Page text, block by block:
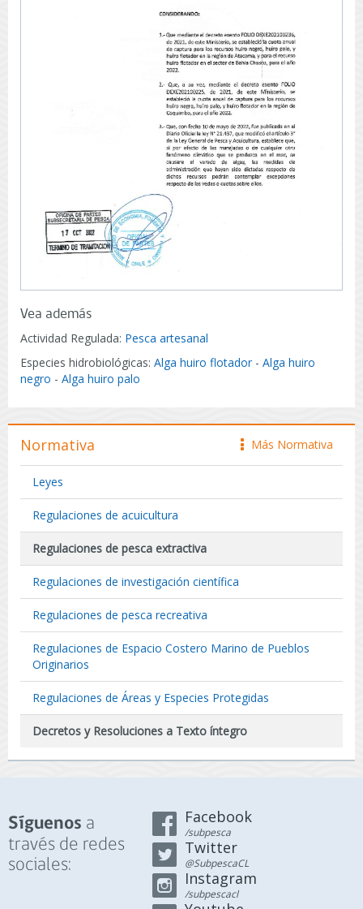
Vea además
Actividad Regulada: Pesca artesanal
Especies hidrobiológicas: Alga huiro flotador - Alga huiro
negro - Alga huiro palo
icono
Más Normativa
Normativa
Leyes
Regulaciones de acuicultura
Regulaciones de pesca extractiva
Regulaciones de investigación científica
Regulaciones de pesca recreativa
Regulaciones de Espacio Costero Marino de Pueblos
Originarios
Regulaciones de Áreas y Especies Protegidas
Decretos y Resoluciones a Texto íntegro
Síguenos a
través de redes
sociales:
Facebook
/subpesca
Twitter
@SubpescaCL
Instagram
/subpescacl